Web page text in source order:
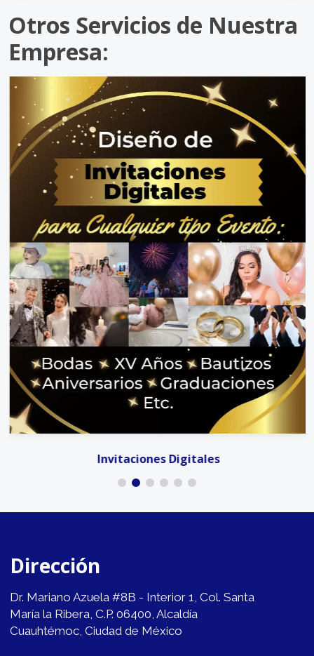
Otros Servicios de Nuestra
Empresa:
Invitaciones Digitales
Dirección
Dr. Mariano Azuela #8B - Interior 1, Col. Santa
María la Ribera, C.P. 06400, Alcaldía
Cuauhtémoc, Ciudad de México